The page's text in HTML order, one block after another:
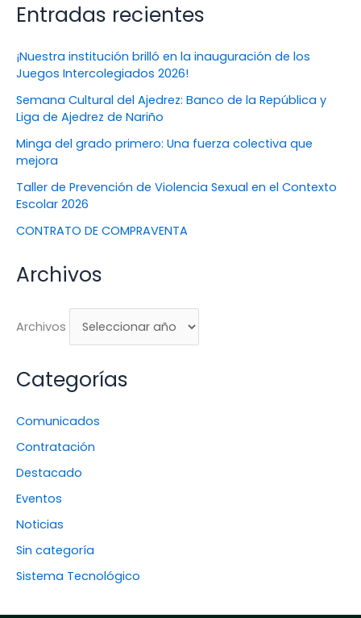
Entradas recientes
¡Nuestra institución brilló en la inauguración de los
Juegos Intercolegiados 2026!
Semana Cultural del Ajedrez: Banco de la República y
Liga de Ajedrez de Nariño
Minga del grado primero: Una fuerza colectiva que
mejora
Taller de Prevención de Violencia Sexual en el Contexto
Escolar 2026
CONTRATO DE COMPRAVENTA
Archivos
Archivos
Categorías
Comunicados
Contratación
Destacado
Eventos
Noticias
Sin categoría
Sistema Tecnológico